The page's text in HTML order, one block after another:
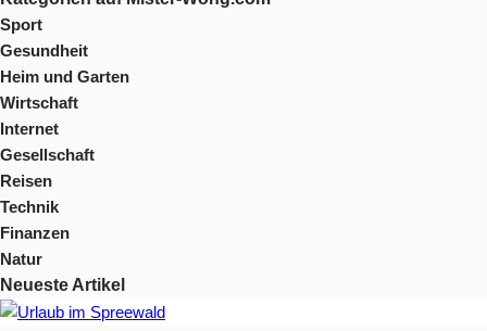
Sport
Gesundheit
Heim und Garten
Wirtschaft
Internet
Gesellschaft
Reisen
Technik
Finanzen
Natur
Neueste Artikel